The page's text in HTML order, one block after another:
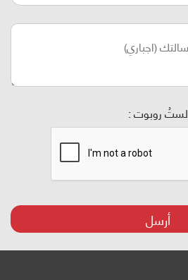
لستُ روبوت :
أرسل